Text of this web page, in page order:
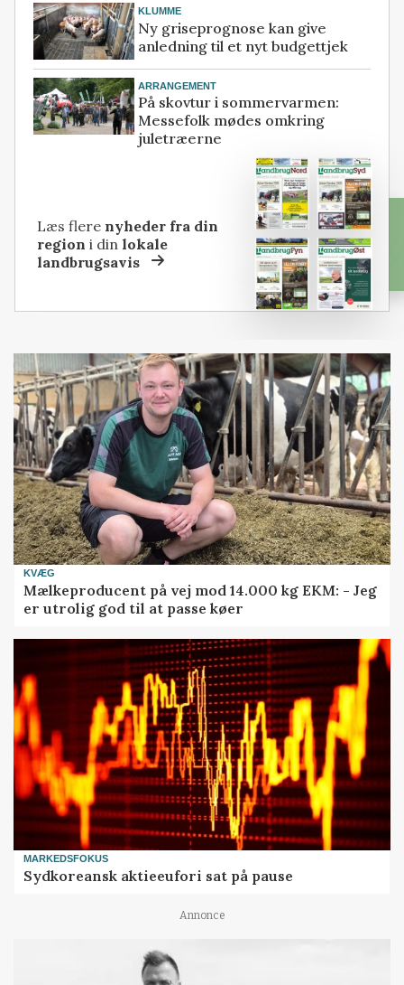
KLUMME
Ny griseprognose kan give
anledning til et nyt budgettjek
ARRANGEMENT
På skovtur i sommervarmen:
Messefolk mødes omkring
juletræerne
Læs flere nyheder fra din
region i dinlokale
landbrugsavis
KVÆG
Mælkeproducent på vej mod 14.000 kg EKM: - Jeg
er utrolig god til at passe køer
MARKEDSFOKUS
Sydkoreansk aktieeufori sat på pause
Annonce